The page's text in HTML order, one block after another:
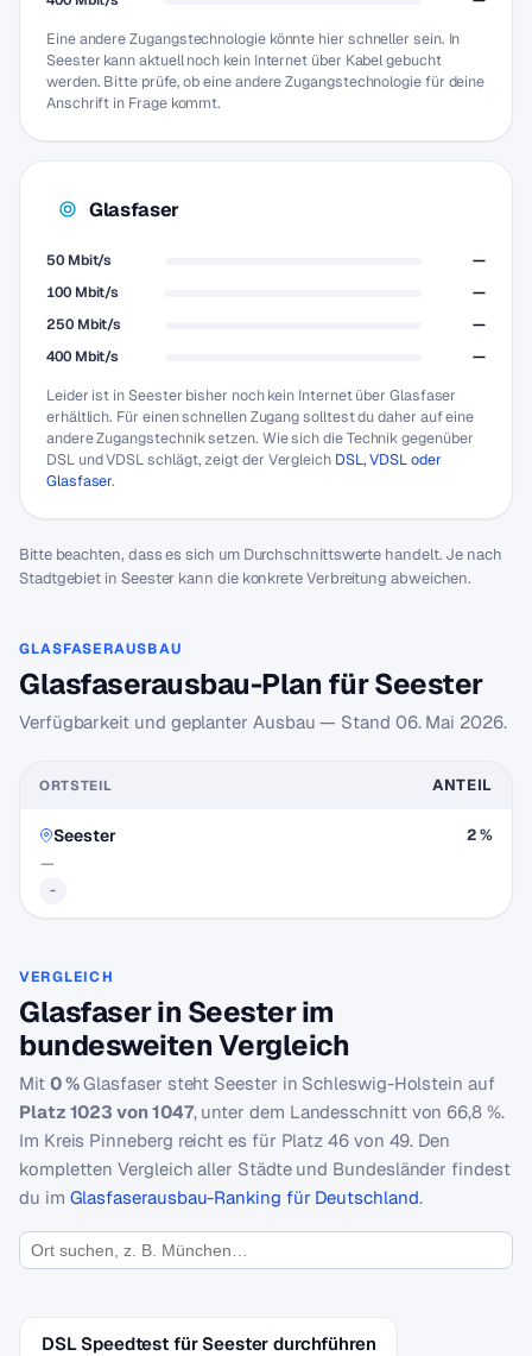
Eine andere Zugangstechnologie könnte hier schneller sein. In
Seester kann aktuell noch kein Internet über Kabel gebucht
werden. Bitte prüfe, ob eine andere Zugangstechnologie für deine
Anschrift in Frage kommt.
Glasfaser
50 Mbit/s
—
100 Mbit/s
—
250 Mbit/s
—
400 Mbit/s
—
Leider ist in Seester bisher noch kein Internet über Glasfaser
erhältlich. Für einen schnellen Zugang solltest du daher auf eine
andere Zugangstechnik setzen. Wie sich die Technik gegenüber
DSL und VDSL schlägt, zeigt der Vergleich DSL, VDSL oder
Glasfaser.
Bitte beachten, dass es sich um Durchschnittswerte handelt. Je nach
Stadtgebiet in Seester kann die konkrete Verbreitung abweichen.
GLASFASERAUSBAU
Glasfaserausbau-Plan für Seester
Verfügbarkeit und geplanter Ausbau — Stand 06. Mai 2026.
ORTSTEIL ANTEIL
Seester
-
—
2 %
VERGLEICH
Glasfaser in Seester im
bundesweiten Vergleich
Mit 0 %Glasfaser steht Seester in Schleswig-Holstein auf
Platz 1023 von 1047, unter dem Landesschnitt von 66,8 %.
Im Kreis Pinneberg reicht es für Platz 46 von 49. Den
kompletten Vergleich aller Städte und Bundesländer findest
du im Glasfaserausbau-Ranking für Deutschland.
DSL Speedtest für Seester durchführen